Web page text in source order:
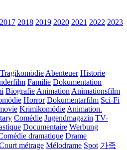
2017 2018 2019 2020 2021 2022 2023
Tragikomödie Abenteuer Historie
Familie Dokumentation
Biografie Animation Animationsfilm
Horror Dokumentarfilm Sci-Fi
Krimikomödie Animation.
Comédie Jugendmagazin TV-
Documentaire Werbung
dramatique Drame
métrage Mélodrame Spot 가족